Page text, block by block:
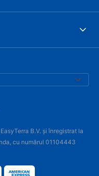
B.V. și înregistrat la
cu numărul 01104443